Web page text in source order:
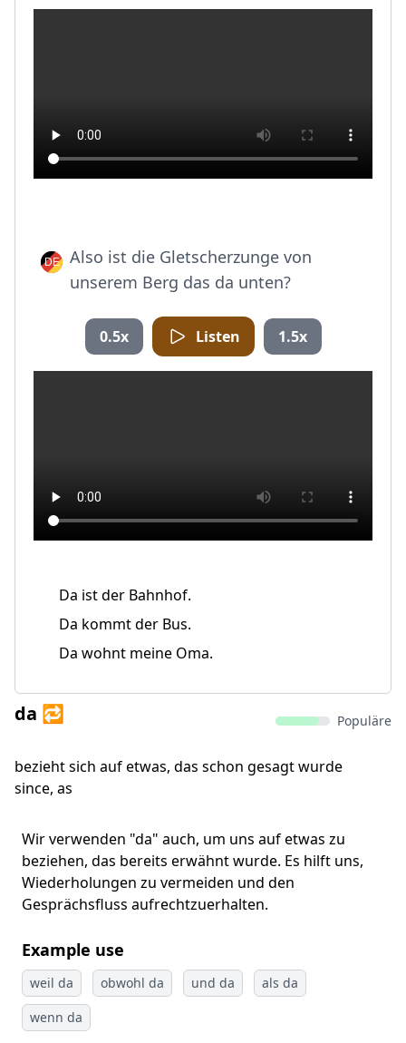
Also ist die Gletscherzunge von
unserem Berg das da unten?
0.5x Listen 1.5x
Da ist der Bahnhof.
Da kommt der Bus.
Da wohnt meine Oma.
da 🔁 Populäre
bezieht sich auf etwas, das schon gesagt wurde
since, as
Wir verwenden "da" auch, um uns auf etwas zu
beziehen, das bereits erwähnt wurde. Es hilft uns,
Wiederholungen zu vermeiden und den
Gesprächsfluss aufrechtzuerhalten.
Example use
weil da obwohl da und da
als da
wenn da